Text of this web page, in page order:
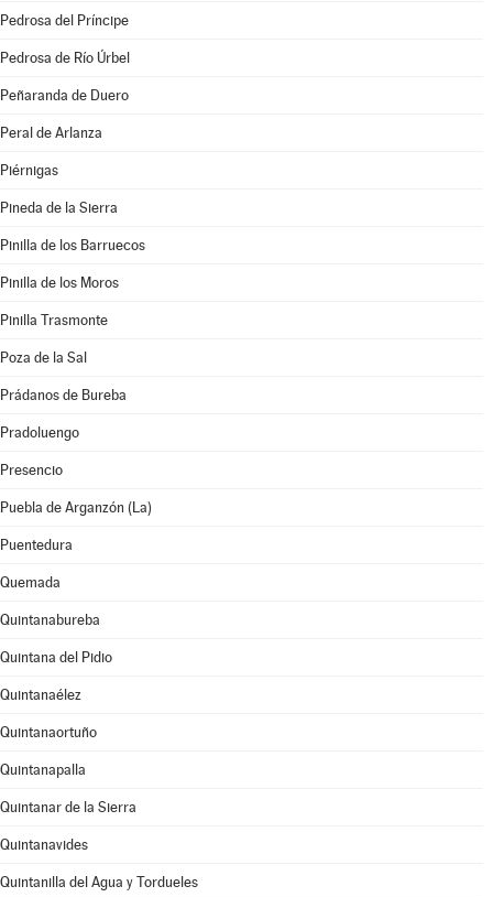
Pedrosa del Príncipe
Pedrosa de Río Úrbel
Peñaranda de Duero
Peral de Arlanza
Piérnigas
Pineda de la Sierra
Pinilla de los Barruecos
Pinilla de los Moros
Pinilla Trasmonte
Poza de la Sal
Prádanos de Bureba
Pradoluengo
Presencio
Puebla de Arganzón (La)
Puentedura
Quemada
Quintanabureba
Quintana del Pidio
Quintanaélez
Quintanaortuño
Quintanapalla
Quintanar de la Sierra
Quintanavides
Quintanilla del Agua y Tordueles